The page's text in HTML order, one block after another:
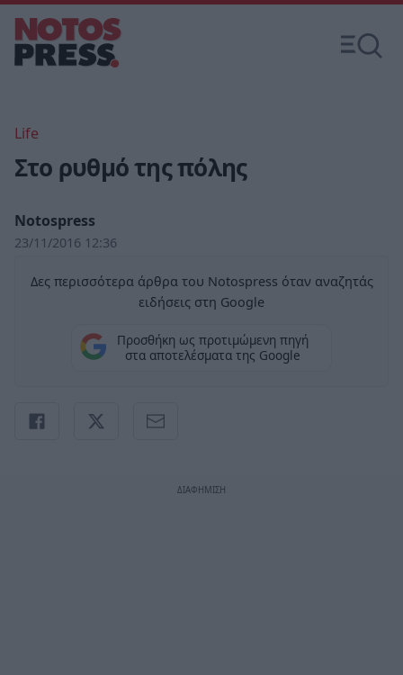
Life
Στο ρυθμό της πόλης
Notospress
23/11/2016 12:36
Δες περισσότερα άρθρα του Notospress όταν αναζητάς
ειδήσεις στη Google
Προσθήκη ως προτιμώμενη πηγή
στα αποτελέσματα της Google